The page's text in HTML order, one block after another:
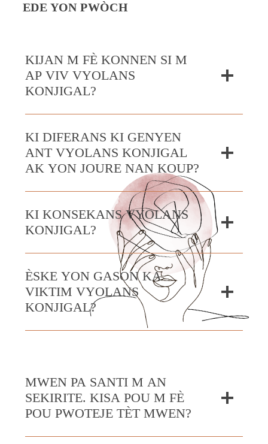
EDE YON PWÒCH
KIJAN M FÈ KONNEN SI M
AP VIV VYOLANS
KONJIGAL?
KI DIFERANS KI GENYEN
ANT VYOLANS KONJIGAL
AK YON JOURE NAN KOUP?
KI KONSEKANS VYOLANS
KONJIGAL?
ÈSKE YON GASON KA
VIKTIM VYOLANS
KONJIGAL?
MWEN PA SANTI M AN
SEKIRITE. KISA POU M FÈ
POU PWOTEJE TÈT MWEN?